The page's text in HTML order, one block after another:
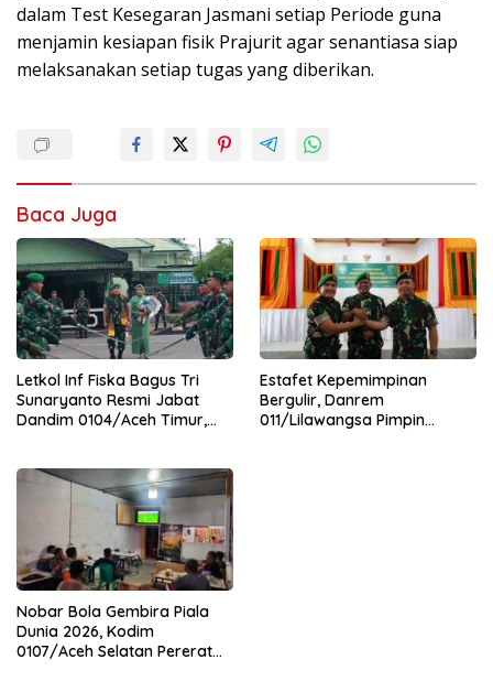
dalam Test Kesegaran Jasmani setiap Periode guna
menjamin kesiapan fisik Prajurit agar senantiasa siap
melaksanakan setiap tugas yang diberikan.
Baca Juga
Letkol Inf Fiska Bagus Tri
Sunaryanto Resmi Jabat
Dandim 0104/Aceh Timur,
0104/Atim
Estafet Kepemimpinan
Bergulir, Danrem
011/Lilawangsa Pimpin
Nobar Bola Gembira Piala
Dunia 2026, Kodim
0107/Aceh Selatan Pererat